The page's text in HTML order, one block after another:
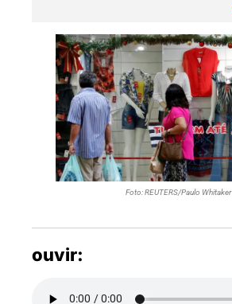
Foto: REUTERS/Paulo Whitaker
ouvir: